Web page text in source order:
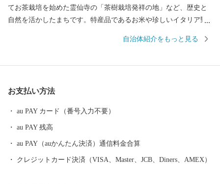
てお茶栽培を始めた霊仙寺の「茶樹栽培発祥の地」など、歴史と
自然を活かしたまちです。特産品であるお米や珍しいイタリア野
企業誘致により多くの企業から魅力あふれる返礼品をご用意して
自治体紹介をもっと見る
お支払い方法
au PAY カード（番号入力不要）
au PAY 残高
au PAY（auかんたん決済）通信料金合算
クレジットカード決済（VISA、Master、JCB、Diners、AMEX）